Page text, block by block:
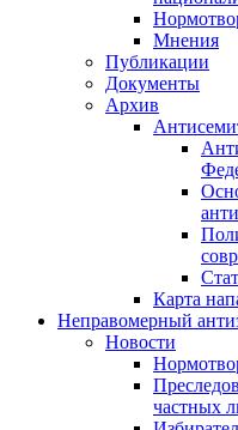
Мнения
Публикации
Документы
Архив
Карта
Неправомерный
Новости
частных